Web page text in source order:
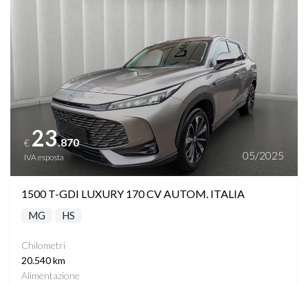
€ 23.870
IVA esposta 05/2025
1500 T-GDI LUXURY 170 CV AUTOM. ITALIA
MG HS
Chilometri
20.540 km
Alimentazione